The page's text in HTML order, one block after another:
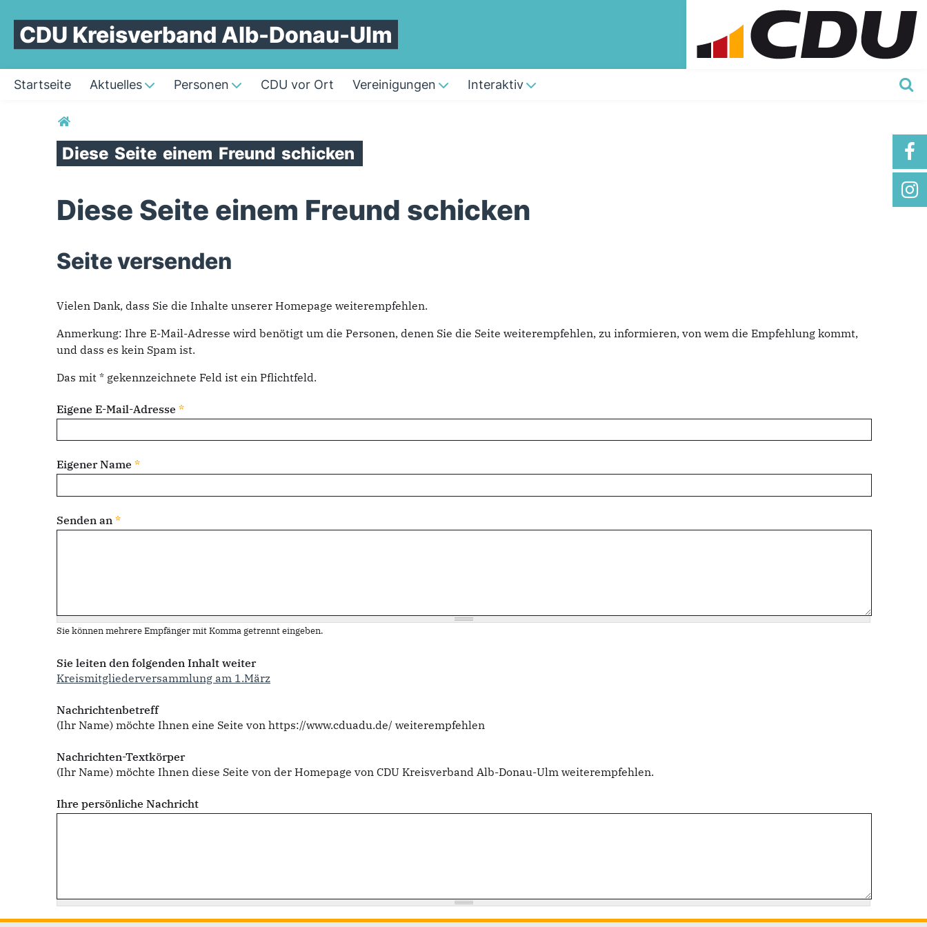
CDU Kreisverband Alb-Donau-Ulm
Startseite Aktuelles Personen CDU vor Ort Vereinigungen Interaktiv
Sie sind hier
Diese Seite einem Freund schicken
Diese Seite einem Freund schicken
Seite versenden
Vielen Dank, dass Sie die Inhalte unserer Homepage weiterempfehlen.
Anmerkung: Ihre E-Mail-Adresse wird benötigt um die Personen, denen Sie die Seite weiterempfehlen, zu informieren, von wem die Empfehlung kommt,
und dass es kein Spam ist.
Das mit * gekennzeichnete Feld ist ein Pflichtfeld.
Eigene E-Mail-Adresse *
Eigener Name *
Senden an *
Sie können mehrere Empfänger mit Komma getrennt eingeben.
Sie leiten den folgenden Inhalt weiter
Kreismitgliederversammlung am 1.März
Nachrichtenbetreff
(Ihr Name) möchte Ihnen eine Seite von https://www.cduadu.de/ weiterempfehlen
Nachrichten-Textkörper
(Ihr Name) möchte Ihnen diese Seite von der Homepage von CDU Kreisverband Alb-Donau-Ulm weiterempfehlen.
Ihre persönliche Nachricht